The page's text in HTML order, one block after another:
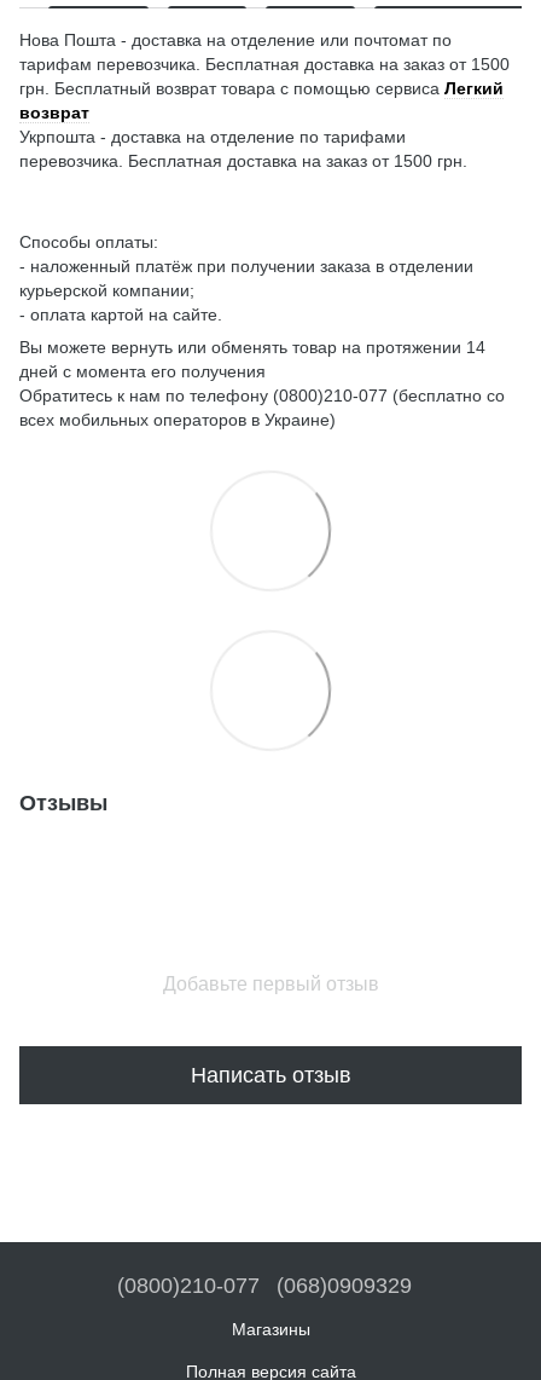
Нова Пошта - доставка на отделение или почтомат по
тарифам перевозчика. Бесплатная доставка на заказ от 1500
грн. Бесплатный возврат товара с помощью сервиса Легкий
возврат
Укрпошта - доставка на отделение по тарифами
перевозчика. Бесплатная доставка на заказ от 1500 грн.
Способы оплаты:
- наложенный платёж при получении заказа в отделении
курьерской компании;
- оплата картой на сайте.
Вы можете вернуть или обменять товар на протяжении 14
дней с момента его получения
Обратитесь к нам по телефону (0800)210-077 (бесплатно со
всех мобильных операторов в Украине)
Отзывы
Добавьте первый отзыв
Написать отзыв
(0800)210-077 (068)0909329
Магазины
Полная версия сайта